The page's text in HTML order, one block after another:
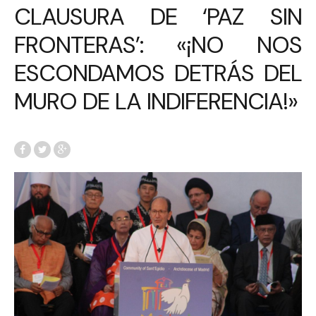
CLAUSURA DE ‘PAZ SIN
FRONTERAS’: «¡NO NOS
ESCONDAMOS DETRÁS DEL
MURO DE LA INDIFERENCIA!»